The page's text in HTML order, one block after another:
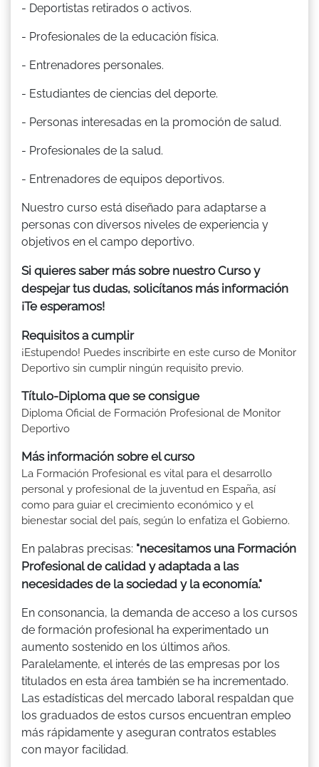
- Deportistas retirados o activos.
- Profesionales de la educación física.
- Entrenadores personales.
- Estudiantes de ciencias del deporte.
- Personas interesadas en la promoción de salud.
- Profesionales de la salud.
- Entrenadores de equipos deportivos.
Nuestro curso está diseñado para adaptarse a
personas con diversos niveles de experiencia y
objetivos en el campo deportivo.
Si quieres saber más sobre nuestro Curso y
despejar tus dudas, solicítanos más información
¡Te esperamos!
Requisitos a cumplir
¡Estupendo! Puedes inscribirte en este curso de Monitor
Deportivo sin cumplir ningún requisito previo.
Título-Diploma que se consigue
Diploma Oficial de Formación Profesional de Monitor
Deportivo
Más información sobre el curso
La Formación Profesional es vital para el desarrollo
personal y profesional de la juventud en España, así
como para guiar el crecimiento económico y el
bienestar social del país, según lo enfatiza el Gobierno.
En palabras precisas: "necesitamos una Formación
Profesional de calidad y adaptada a las
necesidades de la sociedad y la economía."
En consonancia, la demanda de acceso a los cursos
de formación profesional ha experimentado un
aumento sostenido en los últimos años.
Paralelamente, el interés de las empresas por los
titulados en esta área también se ha incrementado.
Las estadísticas del mercado laboral respaldan que
los graduados de estos cursos encuentran empleo
más rápidamente y aseguran contratos estables
con mayor facilidad.